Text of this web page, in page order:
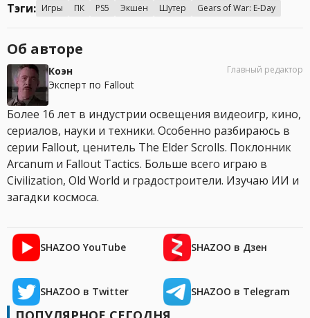
Тэги: Игры ПК PS5 Экшен Шутер Gears of War: E-Day
Об авторе
Коэн
Эксперт по Fallout
Главный редактор
Более 16 лет в индустрии освещения видеоигр, кино,
сериалов, науки и техники. Особенно разбираюсь в
серии Fallout, ценитель The Elder Scrolls. Поклонник
Arcanum и Fallout Tactics. Больше всего играю в
Civilization, Old World и градостроители. Изучаю ИИ и
загадки космоса.
SHAZOO YouTube SHAZOO в Дзен
SHAZOO в Twitter SHAZOO в Telegram